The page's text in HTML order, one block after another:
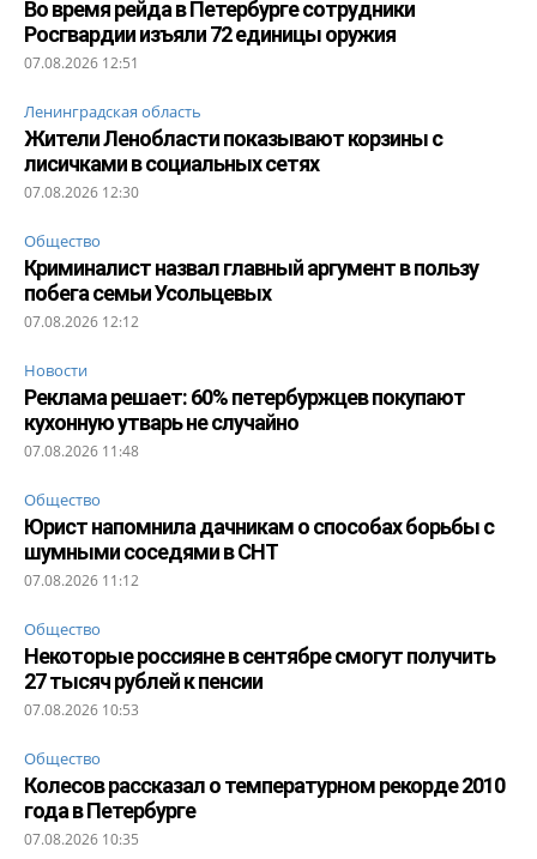
Во время рейда в Петербурге сотрудники
Росгвардии изъяли 72 единицы оружия
07.08.2026 12:51
Ленинградская область
Жители Ленобласти показывают корзины с
лисичками в социальных сетях
07.08.2026 12:30
Общество
Криминалист назвал главный аргумент в пользу
побега семьи Усольцевых
07.08.2026 12:12
Новости
Реклама решает: 60% петербуржцев покупают
кухонную утварь не случайно
07.08.2026 11:48
Общество
Юрист напомнила дачникам о способах борьбы с
шумными соседями в СНТ
07.08.2026 11:12
Общество
Некоторые россияне в сентябре смогут получить
27 тысяч рублей к пенсии
07.08.2026 10:53
Общество
Колесов рассказал о температурном рекорде 2010
года в Петербурге
07.08.2026 10:35